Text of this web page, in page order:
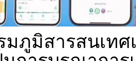
มภูมิสารสนเทศ